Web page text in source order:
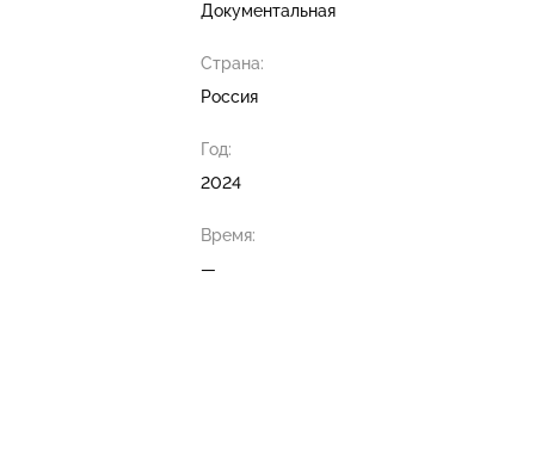
Документальная
Страна:
Россия
Год:
2024
Время:
—